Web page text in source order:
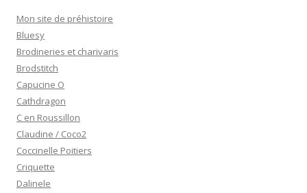
Mon site de préhistoire
Bluesy
Brodineries et charivaris
Brodstitch
Capucine O
Cathdragon
C en Roussillon
Claudine / Coco2
Coccinelle Poitiers
Criquette
Dalinele